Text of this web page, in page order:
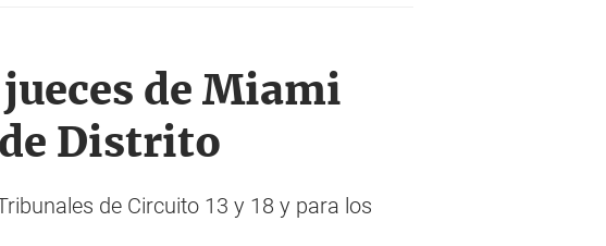
de Miami
de Distrito
de Circuito 13 y 18 y para los